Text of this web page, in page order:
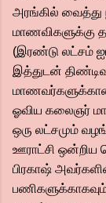
அரங்கில் வைத்து
மாணவிகளுக்கு
(இரண்டு லட்சம்
இத்துடன்
மாணவர்களுக்கான,
ஓவிய கலைஞர்
ஒரு லட்சமும்
ஊராட்சி ஒன்றிய
பிரகாஷ்